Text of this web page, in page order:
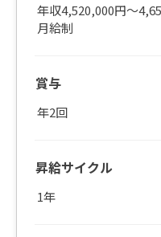
年収4,520,000円～
月給制
賞与
年2回
昇給サイクル
1年